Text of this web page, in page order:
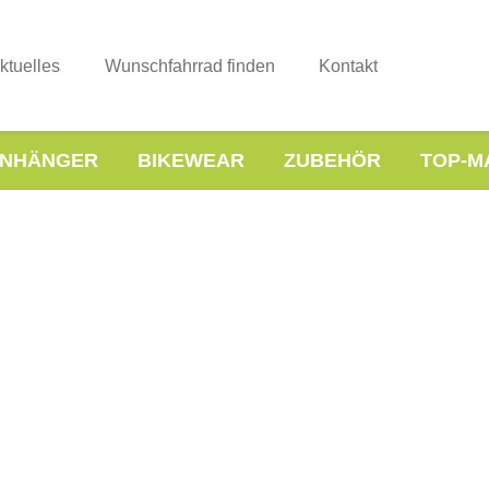
Wunschfahrrad finden Kontakt
BIKEWEAR ZUBEHÖR TOP-